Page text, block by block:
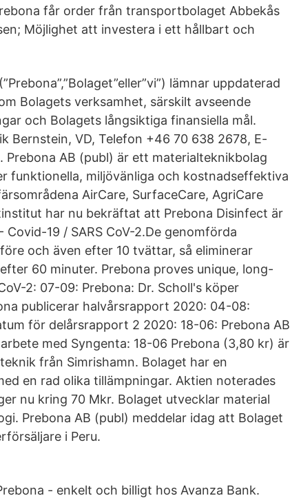
får order från transportbolaget Abbekås
Möjlighet att investera i ett hållbart och
lämnar uppdaterad
Bolagets verksamhet, särskilt avseende
och Bolagets långsiktiga finansiella mål.
Bernstein, VD, Telefon +46 70 638 2678, E-
AB (publ) är ett materialteknikbolag
funktionella, miljövänliga och kostnadseffektiva
AirCare, SurfaceCare, AgriCare
har nu bekräftat att Prebona Disinfect är
19 / SARS CoV-2.De genomförda
och även efter 10 tvättar, så eliminerar
60 minuter. Prebona proves unique, long-
2: 07-09: Prebona: Dr. Scholl's köper
publicerar halvårsrapport 2020: 04-08:
för delårsrapport 2 2020: 18-06: Prebona AB
med Syngenta: 18-06 Prebona (3,80 kr) är
från Simrishamn. Bolaget har en
en rad olika tillämpningar. Aktien noterades
nu kring 70 Mkr. Bolaget utvecklar material
Prebona AB (publ) meddelar idag att Bolaget
i Peru.
- enkelt och billigt hos Avanza Bank.